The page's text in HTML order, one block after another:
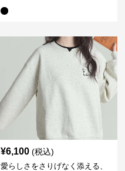
¥6,100 (税込)
愛らしさをさりげなく添える、